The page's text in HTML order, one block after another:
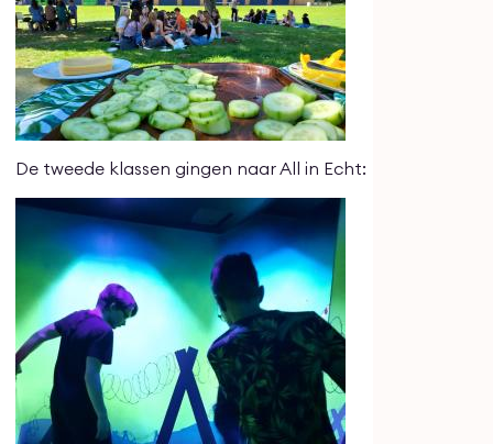
De tweede klassen gingen naar All in Echt: